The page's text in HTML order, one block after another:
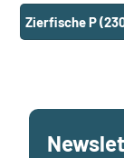
Zierfische P